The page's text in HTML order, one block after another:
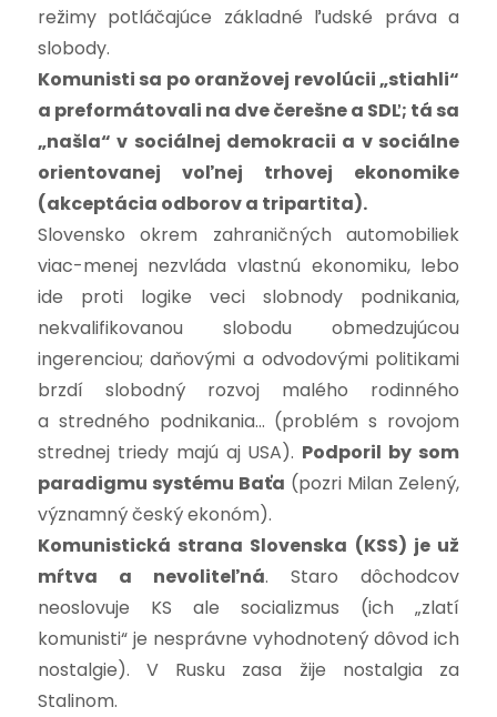
režimy potláčajúce základné ľudské práva a
slobody.
Komunisti sa po oranžovej revolúcii „stiahli“
a preformátovali na dve čerešne a SDĽ; tá sa
„našla“ v sociálnej demokracii a v sociálne
orientovanej voľnej trhovej ekonomike
(akceptácia odborov a tripartita).
Slovensko okrem zahraničných automobiliek
viac-menej nezvláda vlastnú ekonomiku, lebo
ide proti logike veci slobnody podnikania,
nekvalifikovanou slobodu obmedzujúcou
ingerenciou; daňovými a odvodovými politikami
brzdí slobodný rozvoj malého rodinného
a stredného podnikania… (problém s rovojom
strednej triedy majú aj USA). Podporil by som
paradigmu systému Baťa (pozri Milan Zelený,
významný český ekonóm).
Komunistická strana Slovenska (KSS) je už
mŕtva a nevoliteľná. Staro dôchodcov
neoslovuje KS ale socializmus (ich „zlatí
komunisti“ je nesprávne vyhodnotený dôvod ich
nostalgie). V Rusku zasa žije nostalgia za
Stalinom.